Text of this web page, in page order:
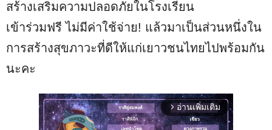
สร้างเสริมความปลอดภัยในโรงเรียน
เข้าร่วมฟรี ไม่มีค่าใช้จ่าย! แล้วมาเป็นส่วนหนึ่งใน
การสร้างสุขภาวะที่ดีให้แก่เยาวชนไทยไปพร้อมกัน
นะคะ
arrow_forward_ios อ่านเพิ่มเติม